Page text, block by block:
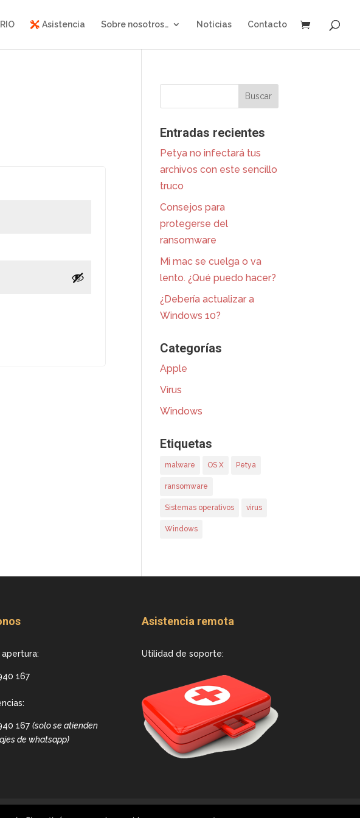
Asistencia Sobre nosotros… Noticias Contacto
Entradas recientes
Petya no infectará tus
archivos con este sencillo
truco
Consejos para
protegerse del
ransomware
Mi mac se cuelga o va
lento. ¿Qué puedo hacer?
¿Debería actualizar a
Windows 10?
Categorías
Apple
Virus
Windows
Etiquetas
malware OS X Petya
ransomware
Sistemas operativos virus
Windows
167
167 (solo se atienden
de whatsapp)
Asistencia remota
Utilidad de soporte: